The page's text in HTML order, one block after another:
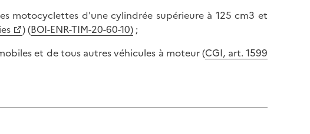
motocyclettes d'une cylindrée supérieure à 125 cm3 et
) (BOI-ENR-TIM-20-60-10) ;
et de tous autres véhicules à moteur (CGI, art. 1599